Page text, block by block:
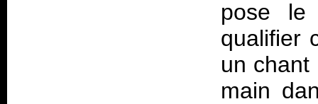
pose le
qualifier
un chant
main